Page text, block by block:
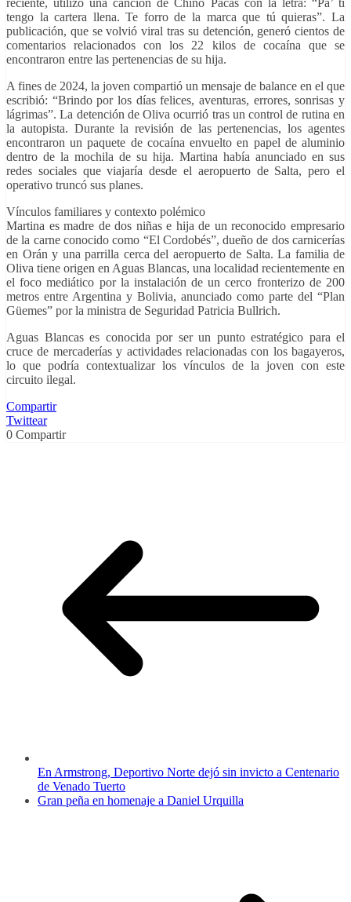
reciente, utilizó una canción de Chino Pacas con la letra: “Pa’ ti
tengo la cartera llena. Te forro de la marca que tú quieras”. La
publicación, que se volvió viral tras su detención, generó cientos de
comentarios relacionados con los 22 kilos de cocaína que se
encontraron entre las pertenencias de su hija.
A fines de 2024, la joven compartió un mensaje de balance en el que
escribió: “Brindo por los días felices, aventuras, errores, sonrisas y
lágrimas”. La detención de Oliva ocurrió tras un control de rutina en
la autopista. Durante la revisión de las pertenencias, los agentes
encontraron un paquete de cocaína envuelto en papel de aluminio
dentro de la mochila de su hija. Martina había anunciado en sus
redes sociales que viajaría desde el aeropuerto de Salta, pero el
operativo truncó sus planes.
Vínculos familiares y contexto polémico
Martina es madre de dos niñas e hija de un reconocido empresario
de la carne conocido como “El Cordobés”, dueño de dos carnicerías
en Orán y una parrilla cerca del aeropuerto de Salta. La familia de
Oliva tiene origen en Aguas Blancas, una localidad recientemente en
el foco mediático por la instalación de un cerco fronterizo de 200
metros entre Argentina y Bolivia, anunciado como parte del “Plan
Güemes” por la ministra de Seguridad Patricia Bullrich.
Aguas Blancas es conocida por ser un punto estratégico para el
cruce de mercaderías y actividades relacionadas con los bagayeros,
lo que podría contextualizar los vínculos de la joven con este
circuito ilegal.
Compartir
Twittear
0 Compartir
En Armstrong, Deportivo Norte dejó sin invicto a Centenario
de Venado Tuerto
Gran peña en homenaje a Daniel Urquilla